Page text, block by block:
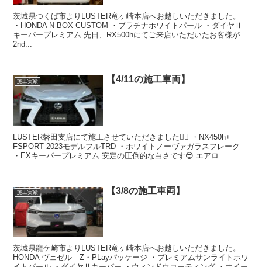
茨城県つくば市よりLUSTER竜ヶ崎本店へお越しいただきました。
・HONDA N-BOX CUSTOM ・プラチナホワイトパール ・ダイヤⅡ
キーパープレミアム 先日、RX500hにてご来店いただいたお客様が
2nd...
施工実績 【4/11の施工車両】
LUSTER磐田支店にて施工させていただきました🙇‍♂️ ・NX450h+
FSPORT 2023モデルフルTRD ・ホワイトノーヴァガラスフレーク
・EXキーパープレミアム 安定の圧倒的な白さです😎 エアロ...
施工実績 【3/8の施工車両】
茨城県龍ケ崎市よりLUSTER竜ヶ崎本店へお越しいただきました。
HONDA ヴェゼル Z・PLayパッケージ ・プレミアムサンライトホワ